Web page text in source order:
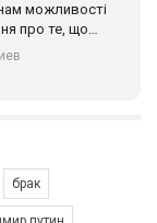
можливості
про те, що
ми
рівності та
підрозділи
брак